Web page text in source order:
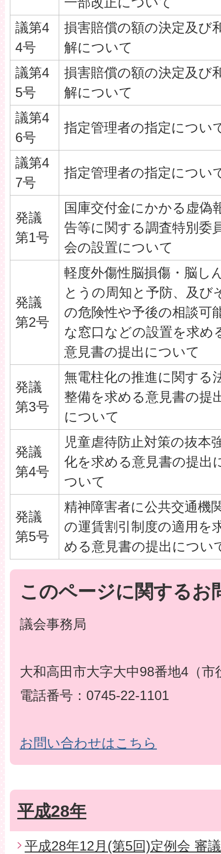
議第4
4号
損害賠償の額の決定及び
解について
議第4
5号
損害賠償の額の決定及び
解について
議第4
6号
指定管理者の指定につい
議第4
7号
指定管理者の指定につい
発議
第1号
国庫交付金にかかる虚偽
告等に関する調査特別委
会の設置について
発議
第2号
軽度外傷性脳損傷・脳し
とうの周知と予防、及び
の危険性や予後の相談可
な窓口などの設置を求め
意見書の提出について
発議
第3号
無電柱化の推進に関する
整備を求める意見書の提
について
発議
第4号
児童虐待防止対策の抜本
化を求める意見書の提出
ついて
発議
第5号
精神障害者に公共交通機
の運賃割引制度の適用を
める意見書の提出につい
このページに関するお
議会事務局
大和高田市大字大中98番地4（市
電話番号：0745-22-1101
お問い合わせはこちら
平成28年
平成28年12月(第5回)定例会 審